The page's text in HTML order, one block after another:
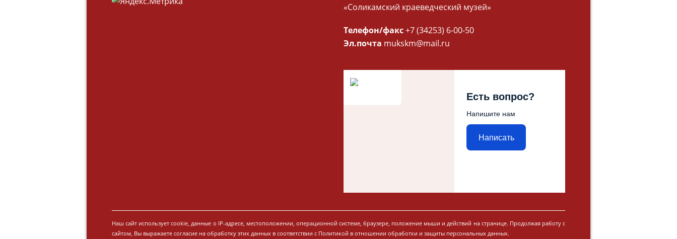
«Соликамский краеведческий музей»
Телефон/факс+7 (34253) 6-00-50
Эл.почта mukskm@mail.ru
Есть вопрос?
Напишите нам
Написать
Наш сайт использует cookie, данные о IP-адресе, местоположении, операционной системе, браузере, положение мыши и действий на странице. Продолжая работу с
сайтом, Вы выражаете согласие на обработку этих данных в соответствии с Политикой в отношении обработки и защиты персональных данных.